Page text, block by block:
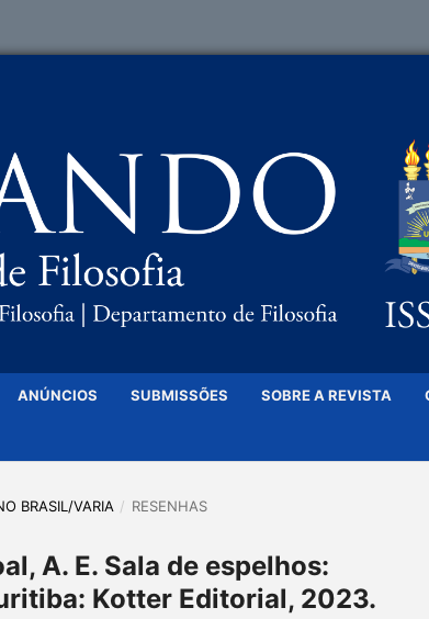
ANÚNCIOS SUBMISSÕES SOBRE A REVISTA
BRASIL/VARIA / RESENHAS
A. E. Sala de espelhos:
Kotter Editorial, 2023.